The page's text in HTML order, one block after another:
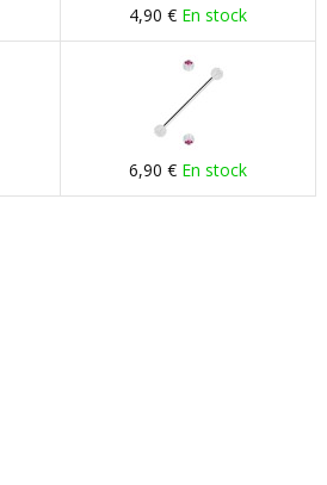
4,90 € En stock
6,90 € En stock